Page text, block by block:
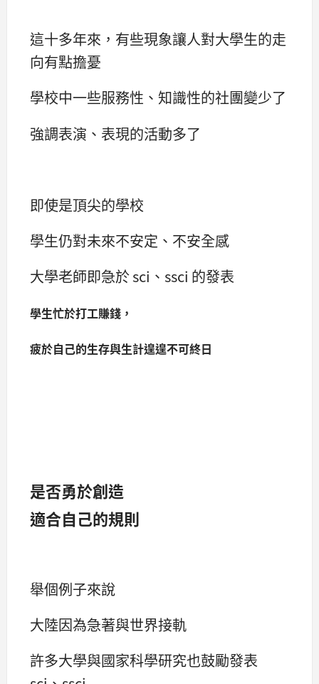
這十多年來，有些現象讓人對大學生的走
向有點擔憂
學校中一些服務性、知識性的社團變少了
強調表演、表現的活動多了
即使是頂尖的學校
學生仍對未來不安定、不安全感
大學老師即急於 sci、ssci 的發表
學生忙於打工賺錢，
疲於自己的生存與生計遑遑不可終日
是否勇於創造
適合自己的規則
舉個例子來說
大陸因為急著與世界接軌
許多大學與國家科學研究也鼓勵發表